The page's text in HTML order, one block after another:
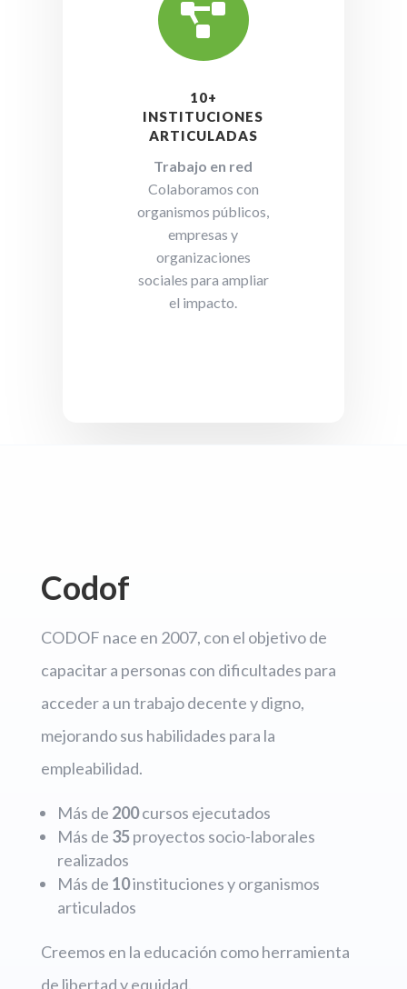

10+
INSTITUCIONES
ARTICULADAS
Trabajo en red
Colaboramos con
organismos públicos,
empresas y
organizaciones
sociales para ampliar
el impacto.
Codof
CODOF nace en 2007, con el objetivo de
capacitar a personas con dificultades para
acceder a un trabajo decente y digno,
mejorando sus habilidades para la
empleabilidad.
Más de 200cursos ejecutados
Más de 35proyectos socio-laborales
realizados
Más de 10instituciones y organismos
articulados
Creemos en la educación como herramienta
de libertad y equidad.